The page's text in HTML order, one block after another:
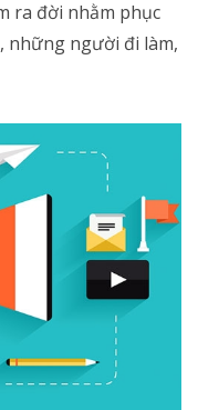
ra đời nhằm phục
những người đi làm,